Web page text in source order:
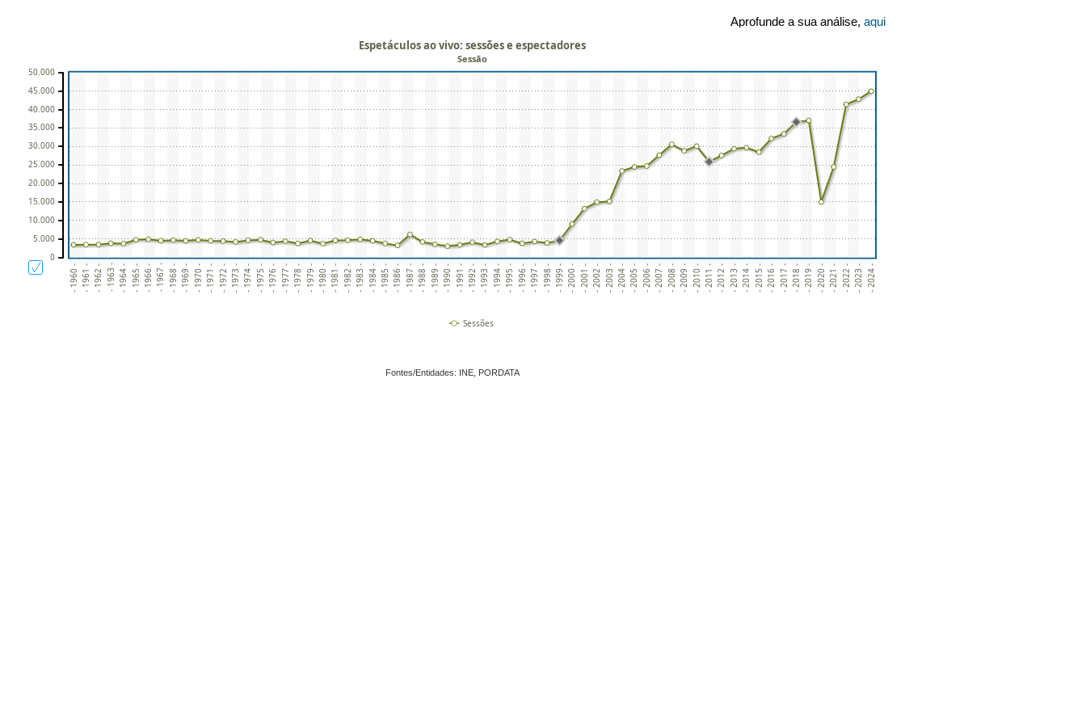
Aprofunde a sua análise, aqui
- 1960 -- 1961 -- 1962 - - 1963 -- 1964 - - 1965 -- 1966 -- 1967 - - 1968 -- 1969 - - 1970 -- 1971 - - 1972 -- 1973 -- 1974 - - 1975 -- 1976 - - 1977 -- 1978 - - 1979 -- 1980 -- 1981 - - 1982 -- 1983 - - 1984 -- 1985 -- 1986 - - 1987 -- 1988 - - 1989 -- 1990 - - 1991 -- 1992 -- 1993 - - 1994 -- 1995 - - 1996 -- 1997 - - 1998 -- 1999 -- 2000 - - 2001 -- 2002 - - 2003 -- 2004 -- 2005 - - 2006 -- 2007 - - 2008 -- 2009 - - 2010 -- 2011 -- 2012 - - 2013 -- 2014 - - 2015 -- 2016 - - 2017 -- 2018 -- 2019 - - 2020 -- 2021 - - 2022 -- 2023 - - 2024 -
Espetáculos ao vivo: sessões e espectadores
Sessão
0
5.000
10.000
15.000
20.000
25.000
30.000
35.000
40.000
45.000
50.000
Sessões
Fontes/Entidades: INE, PORDATA